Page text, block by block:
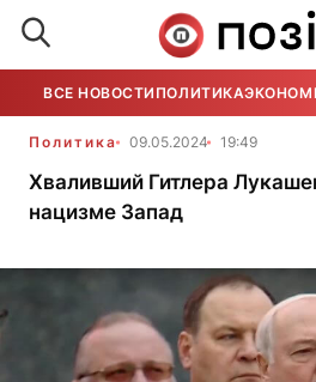
ВСЕ НОВОСТИ ПОЛИТИКА
Политика 09.05.2024 19:49
Хваливший Гитлера
нацизме Запад